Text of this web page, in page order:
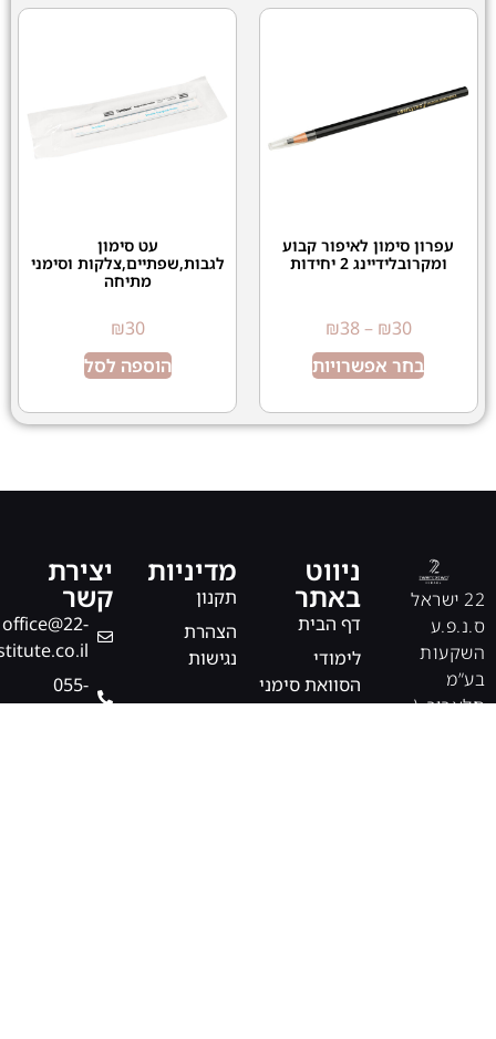
עפרון סימון לאיפור קבוע
ומקרובלידיינג 2 יחידות
₪30
–
₪38
בחר אפשרויות
עט סימון
לגבות,שפתיים,צלקות וסימני
מתיחה
₪30
הוספה לסל
22 ישראל
ס.נ.פ.ע
השקעות
בע”מ
תלאביב \
ניווט
באתר
דף הבית
לימודי
הסוואת סימני
מתיחה
מדיניות
תקנון
הצהרת
נגישות
יצירת
קשר
office@22-
‎055-
5646003